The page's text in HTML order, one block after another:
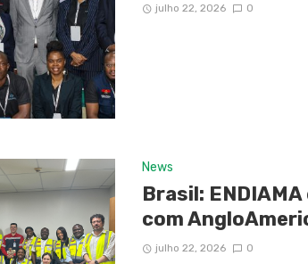
julho 22, 2026 0
News
Brasil:
com
julho 22, 2026 0